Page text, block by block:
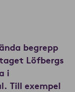
begrepp
Löfbergs
i
Till exempel